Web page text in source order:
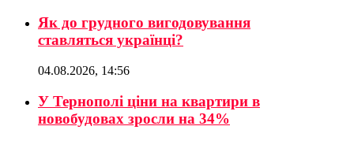
Як до грудного вигодовування
ставляться українці?
04.08.2026, 14:56
У Тернополі ціни на квартири в
новобудовах зросли на 34%